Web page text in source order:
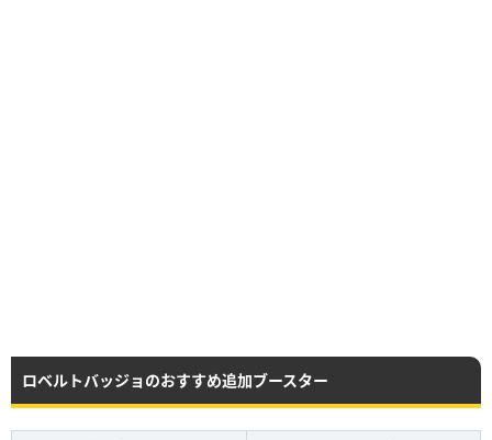
ロベルトバッジョのおすすめ追加ブースター